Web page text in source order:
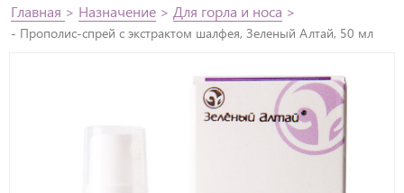
Главная > Назначение > Для горла и носа >
- Прополис-спрей с экстрактом шалфея, Зеленый Алтай, 50 мл